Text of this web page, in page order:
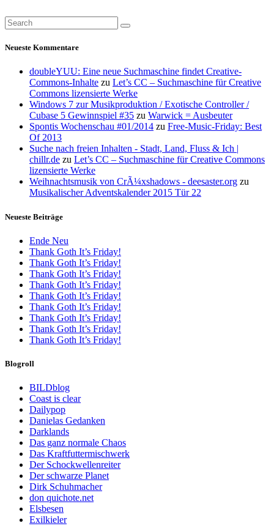
Neueste Kommentare
doubleYUU: Eine neue Suchmaschine findet Creative-
Commons-Inhalte zu Let’s CC – Suchmaschine für Creative
Commons lizensierte Werke
Windows 7 zur Musikproduktion / Exotische Controller /
Cubase 5 Gewinnspiel #35 zu Warwick = Ausbeuter
Spontis Wochenschau #01/2014 zu Free-Music-Friday: Best
Of 2013
Suche nach freien Inhalten - Stadt, Land, Fluss & Ich |
chillr.de zu Let’s CC – Suchmaschine für Creative Commons
lizensierte Werke
Weihnachtsmusik von CrÃ¼xshadows - deesaster.org zu
Musikalischer Adventskalender 2015 Tür 22
Neueste Beiträge
Ende Neu
Thank Goth It’s Friday!
Thank Goth It’s Friday!
Thank Goth It’s Friday!
Thank Goth It’s Friday!
Thank Goth It’s Friday!
Thank Goth It’s Friday!
Thank Goth It’s Friday!
Thank Goth It’s Friday!
Thank Goth It’s Friday!
Blogroll
BILDblog
Coast is clear
Dailypop
Danielas Gedanken
Darklands
Das ganz normale Chaos
Das Kraftfuttermischwerk
Der Schockwellenreiter
Der schwarze Planet
Dirk Schuhmacher
don quichote.net
Elsbesen
Exilkieler